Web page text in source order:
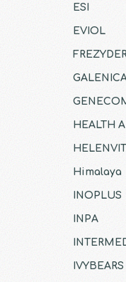
ESI
EVIOL
HEALTH
Himalaya
INOPLUS
INPA
IVYBEARS